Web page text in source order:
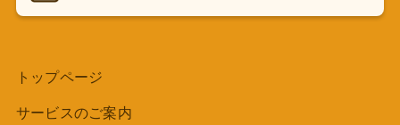
トップページ
サービスのご案内